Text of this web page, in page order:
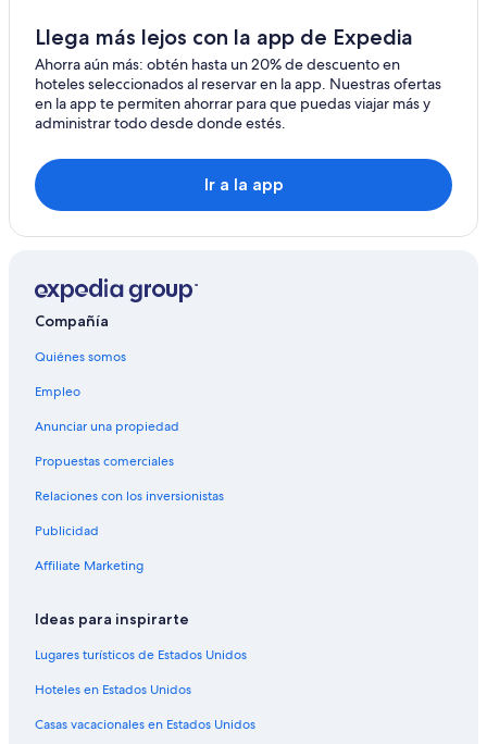
Llega más lejos con la app de Expedia
Ahorra aún más: obtén hasta un 20% de descuento en
hoteles seleccionados al reservar en la app. Nuestras ofertas
en la app te permiten ahorrar para que puedas viajar más y
administrar todo desde donde estés.
Ir a la app
Compañía
Quiénes somos
Empleo
Anunciar una propiedad
Propuestas comerciales
Relaciones con los inversionistas
Publicidad
Affiliate Marketing
Ideas para inspirarte
Lugares turísticos de Estados Unidos
Hoteles en Estados Unidos
Casas vacacionales en Estados Unidos